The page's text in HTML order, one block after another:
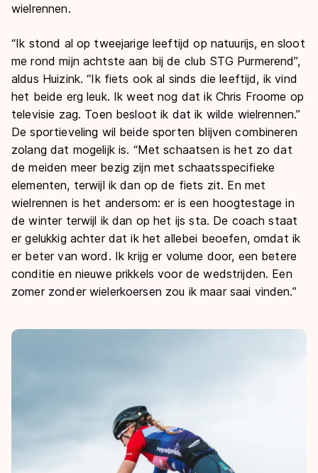
wielrennen.
“Ik stond al op tweejarige leeftijd op natuurijs, en sloot
me rond mijn achtste aan bij de club STG Purmerend”,
aldus Huizink. “Ik fiets ook al sinds die leeftijd, ik vind
het beide erg leuk. Ik weet nog dat ik Chris Froome op
televisie zag. Toen besloot ik dat ik wilde wielrennen.”
De sportieveling wil beide sporten blijven combineren
zolang dat mogelijk is. “Met schaatsen is het zo dat
de meiden meer bezig zijn met schaatsspecifieke
elementen, terwijl ik dan op de fiets zit. En met
wielrennen is het andersom: er is een hoogtestage in
de winter terwijl ik dan op het ijs sta. De coach staat
er gelukkig achter dat ik het allebei beoefen, omdat ik
er beter van word. Ik krijg er volume door, een betere
conditie en nieuwe prikkels voor de wedstrijden. Een
zomer zonder wielerkoersen zou ik maar saai vinden.”